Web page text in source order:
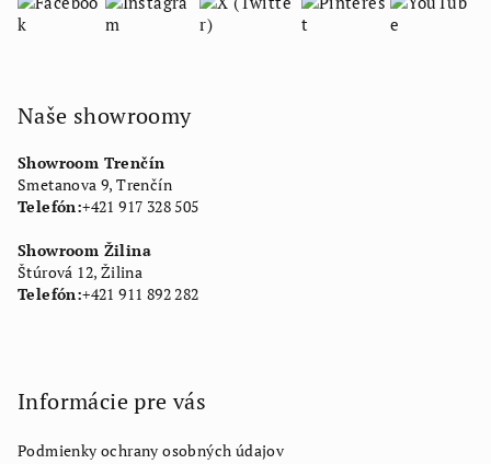
Naše showroomy
Showroom Trenčín
Smetanova 9, Trenčín
Telefón:+421 917 328 505
Showroom Žilina
Štúrová 12, Žilina
Telefón:+421 911 892 282
Informácie pre vás
Podmienky ochrany osobných údajov